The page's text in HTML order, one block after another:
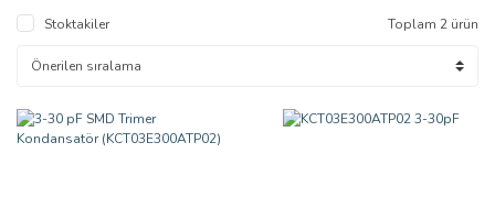
Stoktakiler Toplam 2 ürün